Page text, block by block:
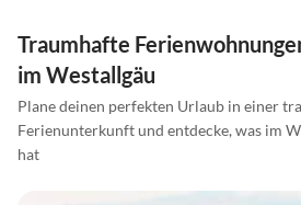
Traumhafte
im Westallgäu
Plane deinen perfekten Urlaub in einer
Ferienunterkunft und entdecke, was im
hat